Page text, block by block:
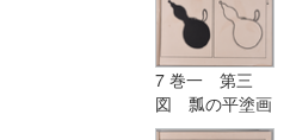
7 巻一 第三
図 瓢の平塗画
及び輪郭画